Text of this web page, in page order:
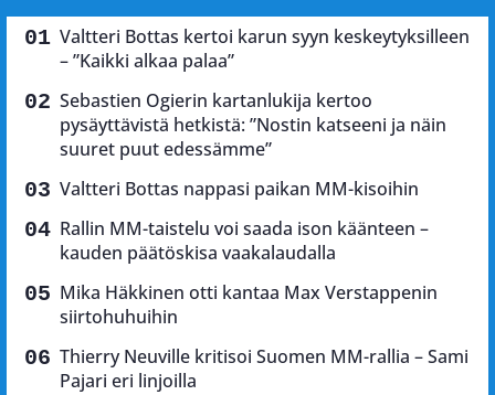
Valtteri Bottas kertoi karun syyn keskeytyksilleen
– ”Kaikki alkaa palaa”
Sebastien Ogierin kartanlukija kertoo
pysäyttävistä hetkistä: ”Nostin katseeni ja näin
suuret puut edessämme”
Valtteri Bottas nappasi paikan MM-kisoihin
Rallin MM-taistelu voi saada ison käänteen –
kauden päätöskisa vaakalaudalla
Mika Häkkinen otti kantaa Max Verstappenin
siirtohuhuihin
Thierry Neuville kritisoi Suomen MM-rallia – Sami
Pajari eri linjoilla